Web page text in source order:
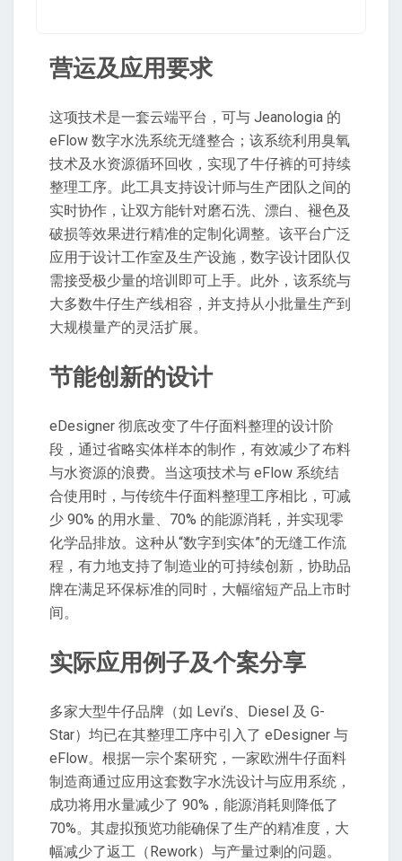
营运及应用要求
这项技术是一套云端平台，可与 Jeanologia 的
eFlow 数字水洗系统无缝整合；该系统利用臭氧
技术及水资源循环回收，实现了牛仔裤的可持续
整理工序。此工具支持设计师与生产团队之间的
实时协作，让双方能针对磨石洗、漂白、褪色及
破损等效果进行精准的定制化调整。该平台广泛
应用于设计工作室及生产设施，数字设计团队仅
需接受极少量的培训即可上手。此外，该系统与
大多数牛仔生产线相容，并支持从小批量生产到
大规模量产的灵活扩展。
节能创新的设计
eDesigner 彻底改变了牛仔面料整理的设计阶
段，通过省略实体样本的制作，有效减少了布料
与水资源的浪费。当这项技术与 eFlow 系统结
合使用时，与传统牛仔面料整理工序相比，可减
少 90% 的用水量、70% 的能源消耗，并实现零
化学品排放。这种从“数字到实体”的无缝工作流
程，有力地支持了制造业的可持续创新，协助品
牌在满足环保标准的同时，大幅缩短产品上市时
间。
实际应用例子及个案分享
多家大型牛仔品牌（如 Levi’s、Diesel 及 G-
Star）均已在其整理工序中引入了 eDesigner 与
eFlow。根据一宗个案研究，一家欧洲牛仔面料
制造商通过应用这套数字水洗设计与应用系统，
成功将用水量减少了 90%，能源消耗则降低了
70%。其虚拟预览功能确保了生产的精准度，大
幅减少了返工（Rework）与产量过剩的问题。